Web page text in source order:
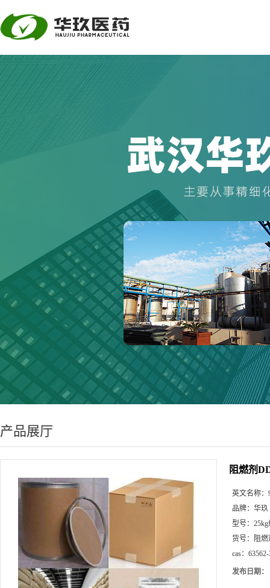
产品展厅
阻燃剂
英文名称：
品牌： 华玖
型号：
货号：
阻
cas：
发布日期：